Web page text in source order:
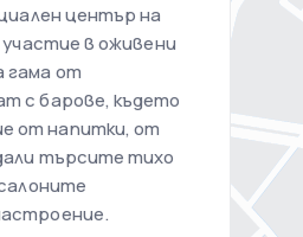
център на
в оживени
гама от
с барове, където
от напитки, от
търсите тихо